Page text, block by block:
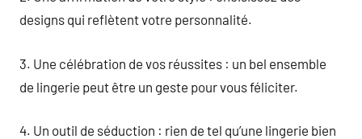
designs qui reflètent votre personnalité.
3. Une célébration de vos réussites : un bel ensemble
de lingerie peut être un geste pour vous féliciter.
4. Un outil de séduction : rien de tel qu’une lingerie bien